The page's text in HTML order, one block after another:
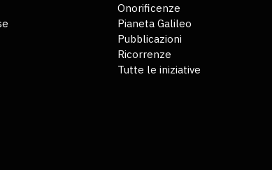
Onorificenze
Pianeta Galileo
Pubblicazioni
Ricorrenze
Tutte le iniziative